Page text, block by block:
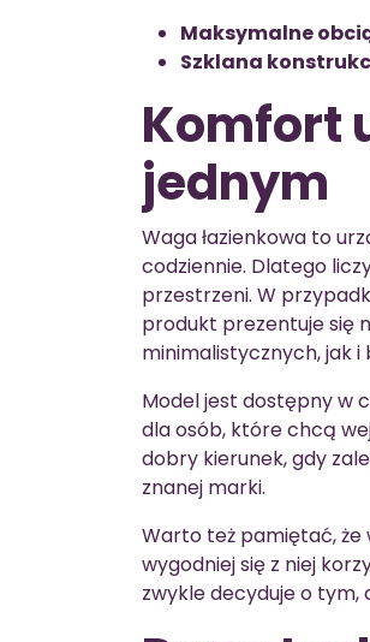
Maksymalne
Szklana
Komfort
jednym
Waga łazienkowa to
codziennie. Dlatego
przestrzeni. W
produkt prezentuje się
minimalistycznych, jak i
Model jest dostępny w
dla osób, które chcą
dobry kierunek, gdy
znanej marki.
Warto też pamiętać, że
wygodniej się z niej
zwykle decyduje o